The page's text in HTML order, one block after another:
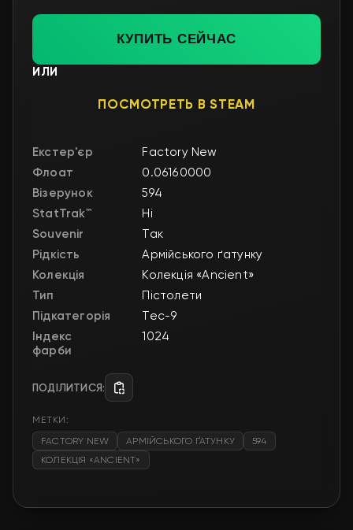
КУПИТЬ СЕЙЧАС
ИЛИ
ПОСМОТРЕТЬ В STEAM
Екстер'єр
Factory New
Флоат
0.06160000
Візерунок
594
StatTrak™
Ні
Souvenir
Так
Рідкість
Армійського ґатунку
Колекція
Колекція «Ancient»
Тип
Пістолети
Підкатегорія
Tec-9
Індекс
фарби
1024
ПОДІЛИТИСЯ:
МЕТКИ:
FACTORY NEW
АРМІЙСЬКОГО ҐАТУНКУ
594
КОЛЕКЦІЯ «ANCIENT»